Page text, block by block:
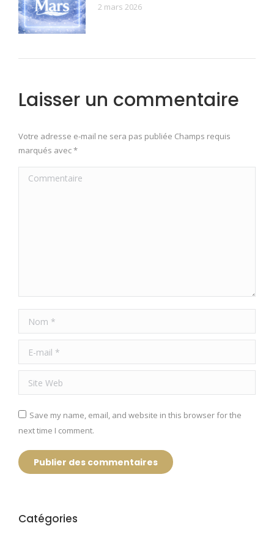
2 mars 2026
Laisser un commentaire
Votre adresse e-mail ne sera pas publiée Champs requis
marqués avec*
Commentaire
Nom *
E-mail *
Site Web
Save my name, email, and website in this browser for the
next time I comment.
Publier des commentaires
Catégories